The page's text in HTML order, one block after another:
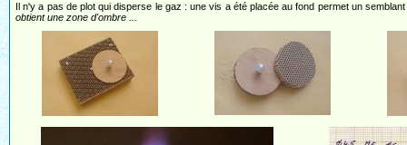
Il n'y a pas de plot qui disperse le gaz : une vis a été placée au fond permet un
obtient une zone d'ombre ...